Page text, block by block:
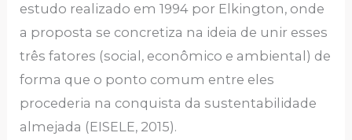
estudo realizado em 1994 por Elkington, onde
a proposta se concretiza na ideia de unir esses
três fatores (social, econômico e ambiental) de
forma que o ponto comum entre eles
procederia na conquista da sustentabilidade
almejada (EISELE, 2015).